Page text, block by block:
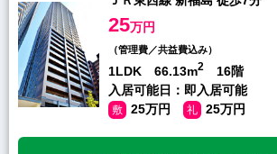
25万円
（管理費／共益費込み）
1LDK 66.13m2
16階
入居可能日：即入居可能
敷 25万円 礼 25万円